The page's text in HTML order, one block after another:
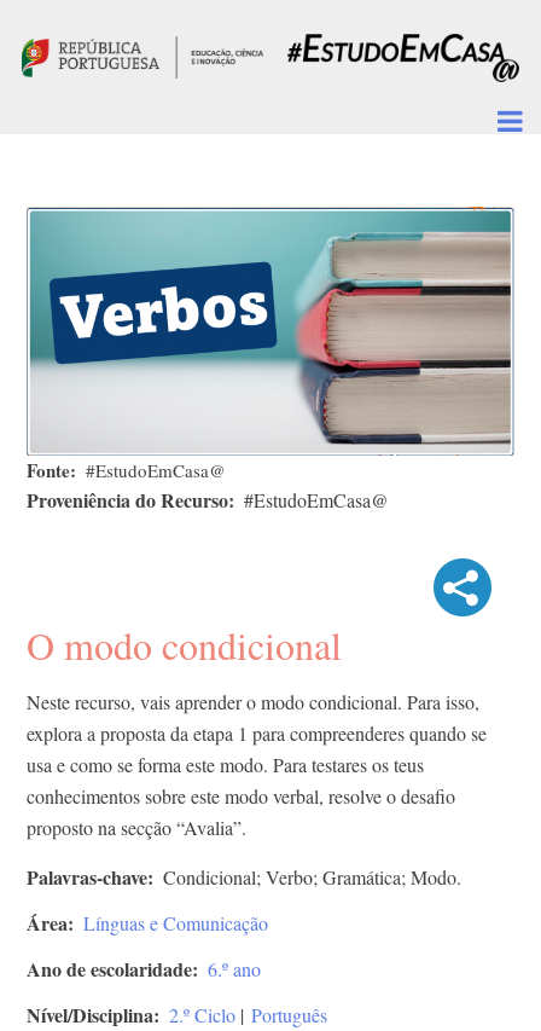
Fonte #EstudoEmCasa@
Proveniência do Recurso #EstudoEmCasa@
O modo condicional
Neste recurso, vais aprender o modo condicional. Para isso,
explora a proposta da etapa 1 para compreenderes quando se
usa e como se forma este modo. Para testares os teus
conhecimentos sobre este modo verbal, resolve o desafio
proposto na secção “Avalia”.
Palavras-chave Condicional; Verbo; Gramática; Modo.
Área Línguas e Comunicação
Ano de escolaridade 6.º ano
Nível/Disciplina 2.º Ciclo | Português